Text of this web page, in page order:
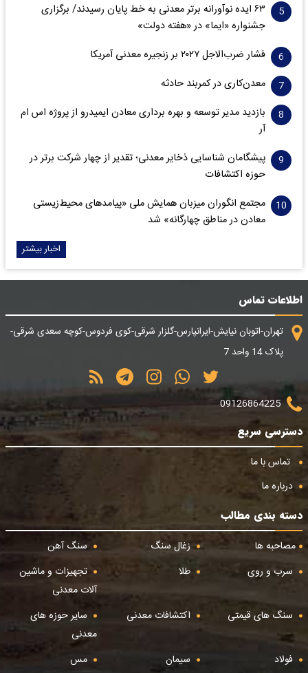
۶۳ ایده نوآورانه برتر معدنی به خط پایان رسیدند/ برگزاری
جشنواره «ایما» در «هفته دولت»
فشار ضرب‌الاجل ۲۰۲۷ بر زنجیره معدنی آمریکا
معدن‌کاری در کمربند حادثه
بازدید مدیر توسعه و بهره برداری معادن ایمیدرو از پروژه اس ام
آر
پیشگامان شناسایی ذخایر معدنی؛ تقدیر از چهار شرکت برتر در
حوزه اکتشافات‌
مجتمع انگوران میزبان همایش ملی «پیامدهای محیط‌زیستی
معادن در مناطق چهارگانه» شد
اخبار بیشتر
اطلاعات تماس
تهران-اتوبان نیایش-ایرانپارس-گلزار شرقی-کوی فردوس-کوچه سعدی شرقی-
پلاک 14 واحد 7
09126864225
دسترسی سریع
تماس با ما
درباره ما
دسته بندی مطالب
مصاحبه ها
زغال سنگ
سنگ آهن
سرب و روی
طلا
تجهیزات و ماشین
آلات معدنی
سنگ های قیمتی
اکتشافات معدنی
سایر حوزه های
معدنی
فولاد
سیمان مس